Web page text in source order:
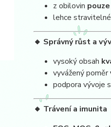
z obilovin
lehce
🔸 Správný růst a
vysoký obsah
vyvážený poměr
podpora vývoje
🔸 Trávení a imunita